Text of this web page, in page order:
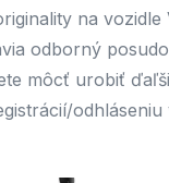
na vozidle
odborný
môcť urobiť
odhláseniu